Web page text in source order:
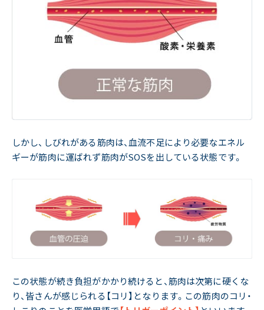
しかし、しびれがある筋肉は、血流不足により必要なエネル
ギーが筋肉に運ばれず筋肉がSOSを出している状態です。
この状態が続き負担がかかり続けると、筋肉は次第に硬くな
り、皆さんが感じられる【コリ】となります。この筋肉のコリ・